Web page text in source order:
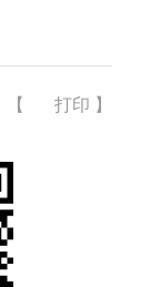
【 打印 】